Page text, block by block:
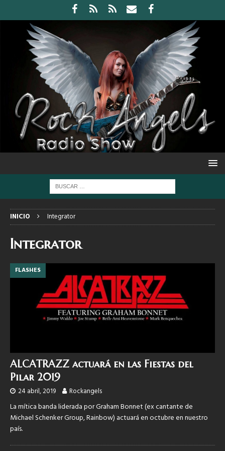
INICIO Integrator
Integrator
FLASHES
ALCATRAZZ actuará en las Fiestas del
Pilar 2019
24 abril, 2019 Rockangels
La mítica banda liderada por Graham Bonnet (ex cantante de
Michael Schenker Group, Rainbow) actuará en octubre en nuestro
país.